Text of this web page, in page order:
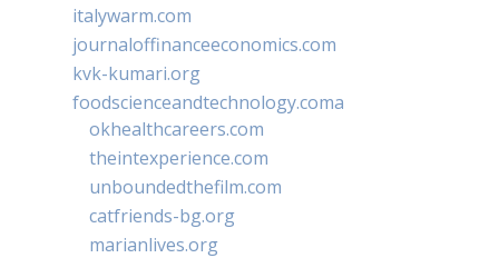
italywarm.com
journaloffinanceeconomics.com
kvk-kumari.org
foodscienceandtechnology.coma
okhealthcareers.com
theintexperience.com
unboundedthefilm.com
catfriends-bg.org
marianlives.org